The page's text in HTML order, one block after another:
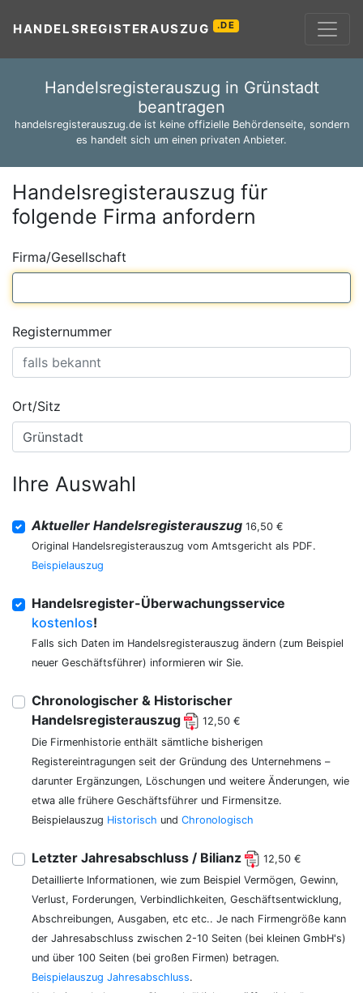
HANDELSREGISTERAUSZUG .DE
Handelsregisterauszug in Grünstadt
beantragen
handelsregisterauszug.de ist keine offizielle Behördenseite, sondern
es handelt sich um einen privaten Anbieter.
Handelsregisterauszug für
folgende Firma anfordern
Firma/Gesellschaft
Registernummer
Ort/Sitz
Ihre Auswahl
Aktueller Handelsregisterauszug 16,50 €
Original Handelsregisterauszug vom Amtsgericht als PDF.
Beispielauszug
Handelsregister-Überwachungsservice
kostenlos!
Falls sich Daten im Handelsregisterauszug ändern (zum Beispiel
neuer Geschäftsführer) informieren wir Sie.
Chronologischer & Historischer
Handelsregisterauszug
12,50 €
Die Firmenhistorie enthält sämtliche bisherigen
Registereintragungen seit der Gründung des Unternehmens –
darunter Ergänzungen, Löschungen und weitere Änderungen, wie
etwa alle frühere Geschäftsführer und Firmensitze.
Beispielauszug Historisch und Chronologisch
Letzter Jahresabschluss / Bilianz
12,50 €
Detaillierte Informationen, wie zum Beispiel Vermögen, Gewinn,
Verlust, Forderungen, Verbindlichkeiten, Geschäftsentwicklung,
Abschreibungen, Ausgaben, etc etc.. Je nach Firmengröße kann
der Jahresabschluss zwischen 2-10 Seiten (bei kleinen GmbH's)
und über 100 Seiten (bei großen Firmen) betragen.
Beispielauszug Jahresabschluss.